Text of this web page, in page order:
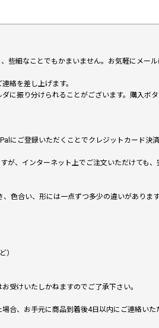
細なことでもかまいません。お気軽にメール
絡を差し上げます。
振り分けられることがございます。購入
にご登録いただくことでクレジットカード決
、インターネット上でご注文いただけても
色合い、形には一点ずつ多少の違いがありま
）
受けいたしかねますのでご了承下さい。
、お手元に商品到着後4日以内にご連絡いた